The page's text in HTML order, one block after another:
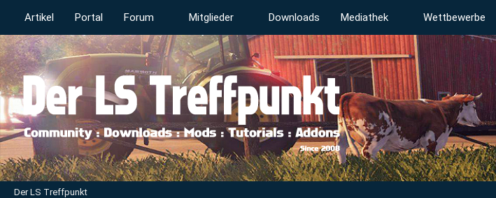
Artikel Portal Forum Mitglieder Downloads Mediathek Wettbewerbe
Der LS Treffpunkt